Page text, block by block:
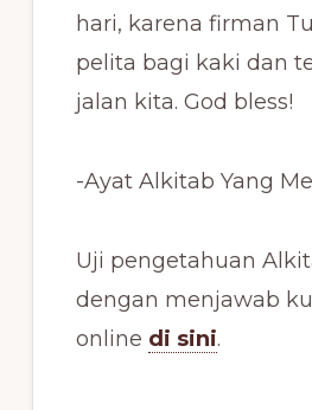
hari, karena firman
pelita bagi kaki dan
jalan kita. God bless!
-Ayat Alkitab Yang
Uji pengetahuan
dengan menjawab
online di sini.